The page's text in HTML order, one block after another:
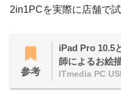
2in1PCを実際に店舗で
参考
iPad Pro 10.5
師によるお絵
ITmedia PC